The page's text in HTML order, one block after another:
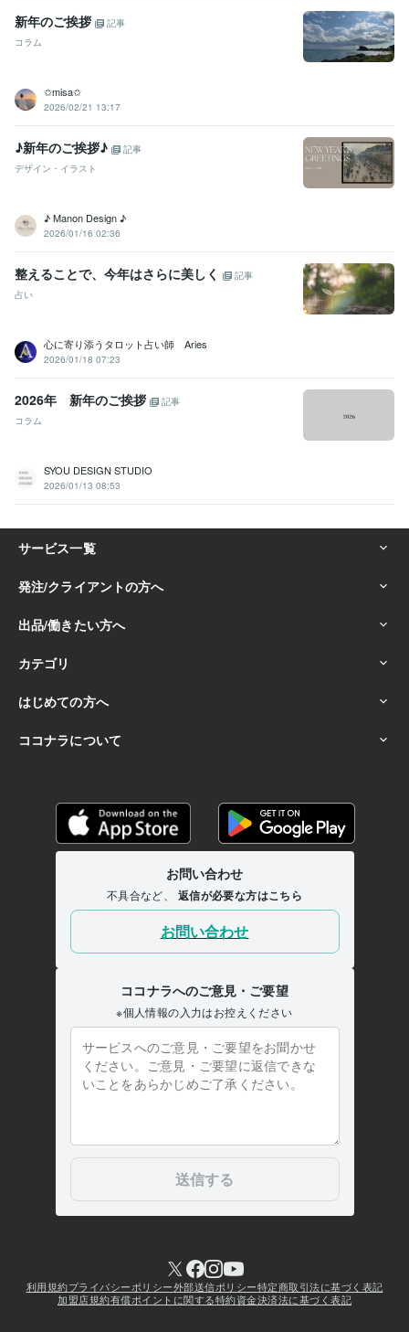
新年のご挨拶
記事
コラム
✩misa✩
2026/02/21 13:17
♪新年のご挨拶♪
記事
デザイン・イラスト
♪ Manon Design ♪
2026/01/16 02:36
整えることで、今年はさらに美しく
記事
占い
心に寄り添うタロット占い師 Aries
2026/01/18 07:23
2026年 新年のご挨拶
記事
コラム
SYOU DESIGN STUDIO
2026/01/13 08:53